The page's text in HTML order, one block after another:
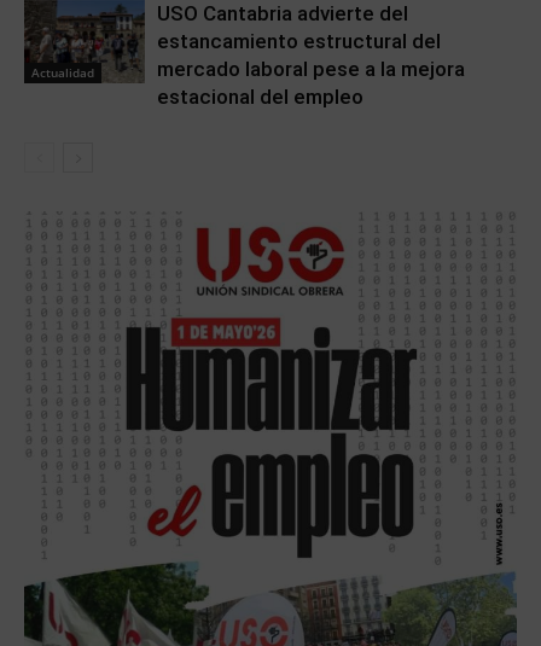
Actualidad
USO Cantabria advierte del
estancamiento estructural del
mercado laboral pese a la mejora
estacional del empleo